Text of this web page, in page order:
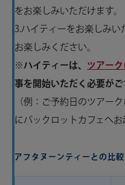
をお楽しみいただけます。
3.ハイティーをお楽しみ
お楽しみください。
※ハイティーは、 ツアー
事を開始いただく必要がご
（例：ご予約日のツアー
にバックロットカフェへお
アフタヌーンティーとの比較